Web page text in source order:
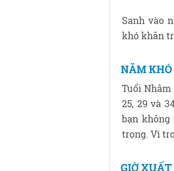
Sanh vào
khó khăn
NĂM
Tuổi
25, 29 và
bạn
trọng. Vì
GIỜ